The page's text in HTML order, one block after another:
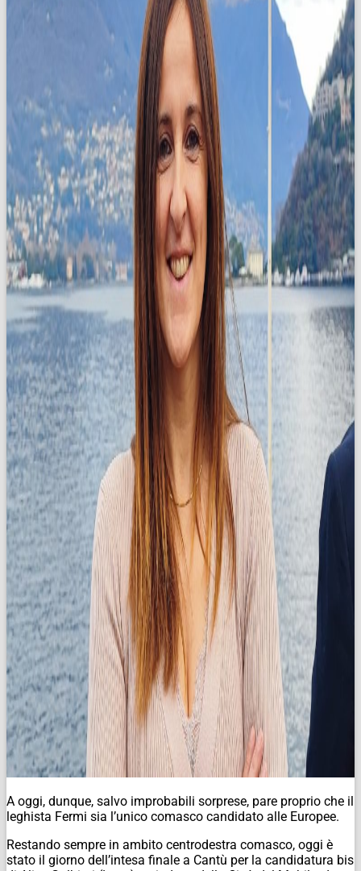
A oggi, dunque, salvo improbabili sorprese, pare proprio che il
leghista Fermi sia l’unico comasco candidato alle Europee.
Restando sempre in ambito centrodestra comasco, oggi è
stato il giorno dell’intesa finale a Cantù per la candidatura bis